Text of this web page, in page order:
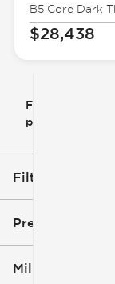
Filtrar
por
Filtros
Sedan
Precio
Millaje
B5 Core Dark
$28,438